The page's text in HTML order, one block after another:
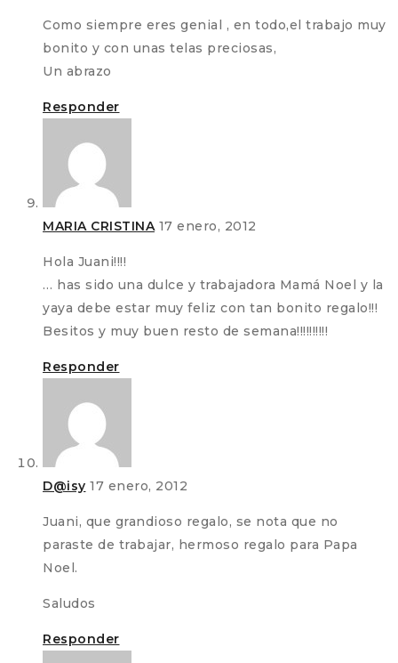
Como siempre eres genial , en todo,el trabajo muy
bonito y con unas telas preciosas,
Un abrazo
Responder
MARIA CRISTINA 17 enero, 2012
Hola Juani!!!!
… has sido una dulce y trabajadora Mamá Noel y la
yaya debe estar muy feliz con tan bonito regalo!!!
Besitos y muy buen resto de semana!!!!!!!!!!
Responder
D@isy 17 enero, 2012
Juani, que grandioso regalo, se nota que no
paraste de trabajar, hermoso regalo para Papa
Noel.
Saludos
Responder